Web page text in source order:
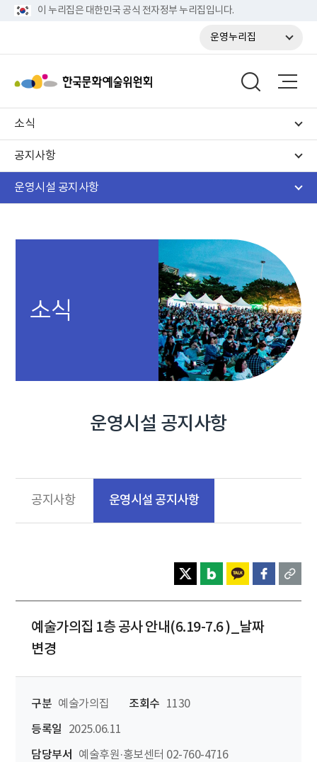
이 누리집은 대한민국 공식 전자정부 누리집입니다.
운영누리집
소식
공지사항
운영시설 공지사항
소식
운영시설 공지사항
공지사항 운영시설 공지사항
예술가의집 1층 공사 안내(6.19-7.6 )_날짜
변경
구분 예술가의집 조회수
1130
등록일
2025.06.11
담당부서
예술후원·홍보센터 02-760-4716